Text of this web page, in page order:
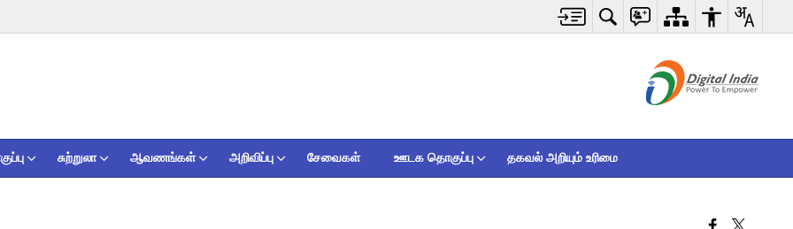
சுற்றுலா ஆவணங்கள் அறிவிப்பு சேவைகள் ஊடக தொகுப்பு தகவல் அறியும் உரிமை